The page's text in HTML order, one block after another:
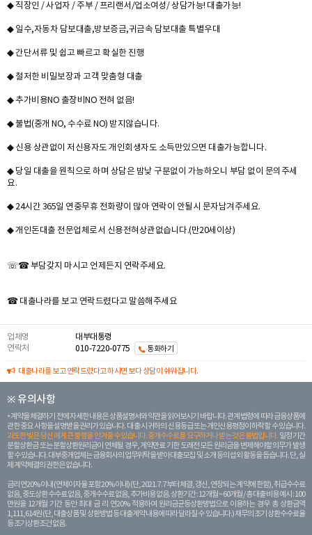
◆ 직장인 / 사업자 / 주부 / 프리랜서/업소여성/ 상담가능! 대출가능!
◆ 일수,자동차 담보대출,방보증금,귀금속 담보대출 특별우대
◆ 간단서류 및 쉽고 빠르고 확실한 진행
◆ 철저한 비밀보장과 고객 맞춤형 대출
◆ 추가비용NO 출장비NO 전혀 없음!
◆ 불법(중개 NO, 수수료 NO) 받지않습니다.
◆ 신용 상관없이 저신용자도 개인회생자도 소득만있으면 대출가능합니다.
◆ 당일 대출을 원칙으로 하며 상담은 밤낮 구분없이 가능하오니 부담 없이 문의주세
요.
◆ 24시간 365일 연중무휴 전화량이 많아 연락이 안될시 문자남겨주세요.
◆ 개인돈대출 전문업체로서 신용전혀상관없습니다.(만20세이상)
☏☎ 부담갖지 마시고 언제든지 연락주세요.
☎ 대출나라를 보고 연락드렸다고 말씀해주세요
업체명
대부대통령
연락처
010-7220-0775 통화하기
대출나라를 보고 연락드렸다고 하시면 보다 상담이 쉬워집니다.
※ 유의사항
계약을 체결하기 전에 자세한 내용은 상품설명서와 약관을 읽어보시기 바랍니다. 관계 법령에 따라 금융상품에
관한 중요 사항을 설명받을 권리가 있습니다. 대 출 시 귀하의 신용등급 또는 개인신용평점이 하락할 수 있습니다.
과도한 빚은 당신 에게 큰 불행을 안겨줄 수 있습니다. 중개수수료를 요구하거나 받는 것은 불법입니다. 일정 기간
분할상환금 또는 분할상환원리금이 연체될 경우, 계약만료 기한 도래전 모든 원리금을 변제해야할 의무가 발생
할 수 있습니다. 대부중개업체는 금융회사의 업무위탁을 받아 대출모집 및 소개 등의 섭외 활동을 돕습니다. 단, 실
제 계약체결의 권한은 없습니다.
금리 연20% 이내 (연체이자율 포함 20% 이내) (단, 2021. 7. 7부터 체결, 갱신, 연장되는 계 약에 한함), 취급수수료
없음, 중도상환 수수료 없음, 중개수수료 없음, 추가비용 없음. 상환기간 : 12개월 ~ 60개월 / 총 대출 비용 예시 : 100
만원을 12개월 기간 동안 최대 금 리 연20% 적용하여 원리금균등상환방법으로 이용하는 경우 총 상환금액
1,111,614원 (단, 대출상품 및 상환방법 등 대출계약 내용에 따라 달라질 수 있습니다.) 채무의 조기 상환수수료율
등 조기상환조건 없음.